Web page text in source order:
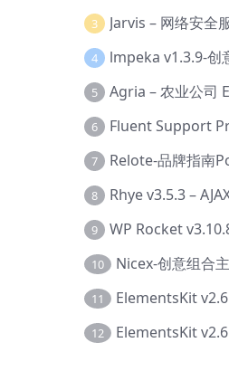
3
4
5
6
7
8
9
10
11
12